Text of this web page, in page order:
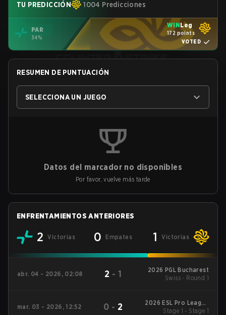
TU PREDICCIÓN 1004 Predicciones
PAR
34%
WINLeg
172 points
VOTED
RESUMEN DE PUNTUACIÓN
SELECCIONA UN JUEGO
Datos del marcador no disponibles
Por favor, vuelve más tarde
ENFRENTAMIENTOS ANTERIORES
2 Victorias 0 Empates 1 Victorias
abr. 04 - 2026, 02:08 2 - 1
2026 PGL Bucharest
Swiss - Round 1
mar. 03 - 2026, 12:52 0 - 2
2026 ESL Pro League
Season 23
Stage 1 - Stage 1